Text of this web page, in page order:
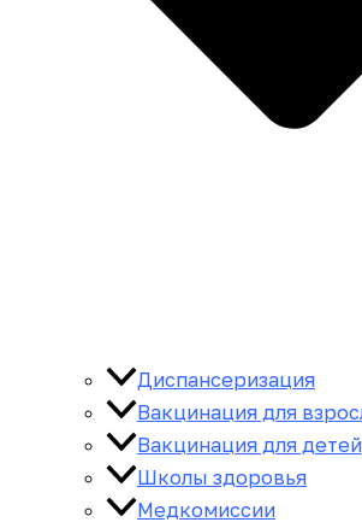
Диспансеризация
Вакцинация для
Вакцинация для детей
Школы здоровья
Медкомиссии